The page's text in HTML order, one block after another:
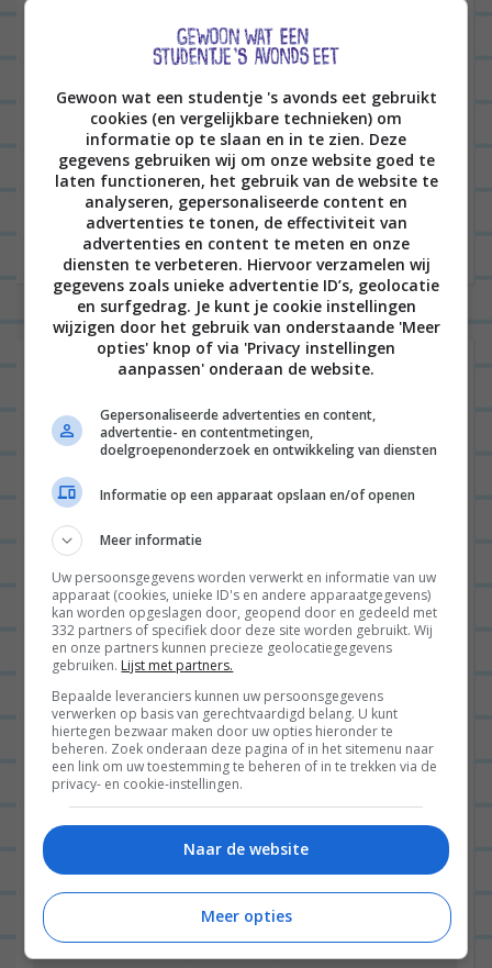
Hoi!
Welkom op mijn blog! Hier inspireer ik al sinds
2011 een heleboel mensen met simpele
avondmaaltjes en schrijf ik wekelijks een
dagboek over mijn leven. Enjoy! x Leonie
Gewoon wat een studentje 's avonds eet gebruikt
cookies (en vergelijkbare technieken) om
informatie op te slaan en in te zien. Deze
gegevens gebruiken wij om onze website goed te
laten functioneren, het gebruik van de website te
analyseren, gepersonaliseerde content en
advertenties te tonen, de effectiviteit van
advertenties en content te meten en onze
diensten te verbeteren. Hiervoor verzamelen wij
gegevens zoals unieke advertentie ID’s, geolocatie
en surfgedrag. Je kunt je cookie instellingen
wijzigen door het gebruik van onderstaande 'Meer
opties' knop of via 'Privacy instellingen
aanpassen' onderaan de website.
Gepersonaliseerde advertenties en content,
advertentie- en contentmetingen,
doelgroepenonderzoek en ontwikkeling van diensten
Informatie op een apparaat opslaan en/of openen
Meer informatie
Uw persoonsgegevens worden verwerkt en informatie van uw
apparaat (cookies, unieke ID's en andere apparaatgegevens)
kan worden opgeslagen door, geopend door en gedeeld met
332 partners of specifiek door deze site worden gebruikt. Wij
en onze partners kunnen precieze geolocatiegegevens
gebruiken. Lijst met partners.
Bepaalde leveranciers kunnen uw persoonsgegevens
verwerken op basis van gerechtvaardigd belang. U kunt
hiertegen bezwaar maken door uw opties hieronder te
beheren. Zoek onderaan deze pagina of in het sitemenu naar
een link om uw toestemming te beheren of in te trekken via de
privacy- en cookie-instellingen.
Naar de website
Meer opties